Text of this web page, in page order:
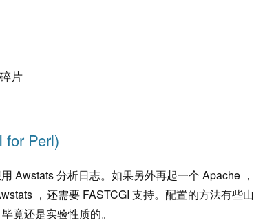
片
for Perl)
Awstats 分析日志。如果另外再起一个 Apache ，
，还需要 FASTCGI 支持。配置的方法有些山
竟还是实验性质的。